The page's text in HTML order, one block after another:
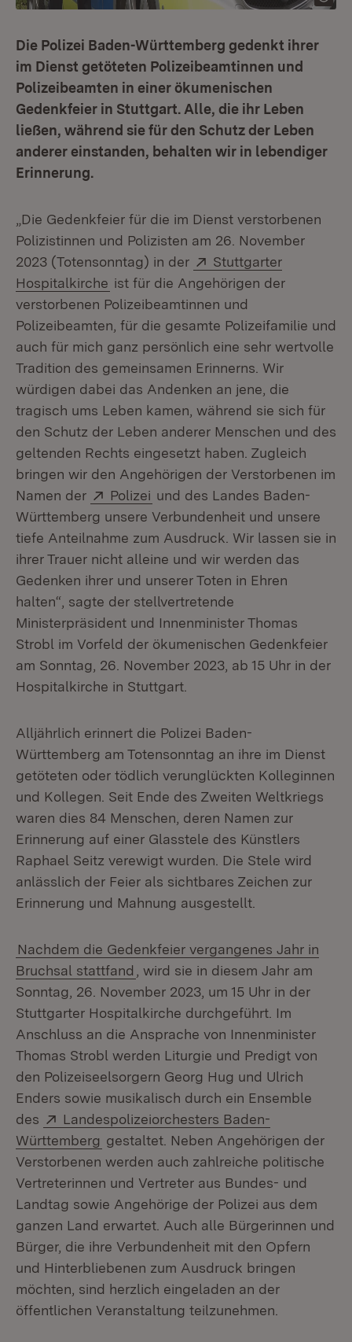
Die Polizei Baden-Württemberg gedenkt ihrer
im Dienst getöteten Polizeibeamtinnen und
Polizeibeamten in einer ökumenischen
Gedenkfeier in Stuttgart. Alle, die ihr Leben
ließen, während sie für den Schutz der Leben
anderer einstanden, behalten wir in lebendiger
Erinnerung.
„Die Gedenkfeier für die im Dienst verstorbenen
Polizistinnen und Polizisten am 26. November
2023 (Totensonntag) in der
Extern:
Stuttgarter
Hospitalkirche (Öffnet in neuem Fenster)
ist für die Angehörigen der
verstorbenen Polizeibeamtinnen und
Polizeibeamten, für die gesamte Polizeifamilie und
auch für mich ganz persönlich eine sehr wertvolle
Tradition des gemeinsamen Erinnerns. Wir
würdigen dabei das Andenken an jene, die
tragisch ums Leben kamen, während sie sich für
den Schutz der Leben anderer Menschen und des
geltenden Rechts eingesetzt haben. Zugleich
bringen wir den Angehörigen der Verstorbenen im
Namen der
Extern:
Polizei (Öffnet in neuem Fenster)
und des Landes Baden-
Württemberg unsere Verbundenheit und unsere
tiefe Anteilnahme zum Ausdruck. Wir lassen sie in
ihrer Trauer nicht alleine und wir werden das
Gedenken ihrer und unserer Toten in Ehren
halten“, sagte der stellvertretende
Ministerpräsident und Innenminister Thomas
Strobl im Vorfeld der ökumenischen Gedenkfeier
am Sonntag, 26. November 2023, ab 15 Uhr in der
Hospitalkirche in Stuttgart.
Alljährlich erinnert die Polizei Baden-
Württemberg am Totensonntag an ihre im Dienst
getöteten oder tödlich verunglückten Kolleginnen
und Kollegen. Seit Ende des Zweiten Weltkriegs
waren dies 84 Menschen, deren Namen zur
Erinnerung auf einer Glasstele des Künstlers
Raphael Seitz verewigt wurden. Die Stele wird
anlässlich der Feier als sichtbares Zeichen zur
Erinnerung und Mahnung ausgestellt.
Nachdem die Gedenkfeier vergangenes Jahr in
Bruchsal stattfand
, wird sie in diesem Jahr am
Sonntag, 26. November 2023, um 15 Uhr in der
Stuttgarter Hospitalkirche durchgeführt. Im
Anschluss an die Ansprache von Innenminister
Thomas Strobl werden Liturgie und Predigt von
den Polizeiseelsorgern Georg Hug und Ulrich
Enders sowie musikalisch durch ein Ensemble
des
Extern:
Landespolizeiorchesters Baden-
Württemberg (Öffnet in neuem Fenster)
gestaltet. Neben Angehörigen der
Verstorbenen werden auch zahlreiche politische
Vertreterinnen und Vertreter aus Bundes- und
Landtag sowie Angehörige der Polizei aus dem
ganzen Land erwartet. Auch alle Bürgerinnen und
Bürger, die ihre Verbundenheit mit den Opfern
und Hinterbliebenen zum Ausdruck bringen
möchten, sind herzlich eingeladen an der
öffentlichen Veranstaltung teilzunehmen.